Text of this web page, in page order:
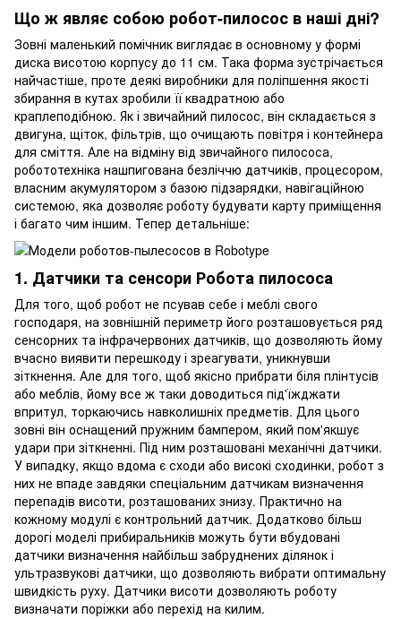
Що ж являє собою робот-пилосос в наші дні?
Зовні маленький помічник виглядає в основному у формі
диска висотою корпусу до 11 см. Така форма зустрічається
найчастіше, проте деякі виробники для поліпшення якості
збирання в кутах зробили її квадратною або
краплеподібною. Як і звичайний пилосос, він складається з
двигуна, щіток, фільтрів, що очищають повітря і контейнера
для сміття. Але на відміну від звичайного пилососа,
робототехніка нашпигована безліччю датчиків, процесором,
власним акумулятором з базою підзарядки, навігаційною
системою, яка дозволяє роботу будувати карту приміщення
і багато чим іншим. Тепер детальніше:
1. Датчики та сенсори Робота пилососа
Для того, щоб робот не псував себе і меблі свого
господаря, на зовнішній периметр його розташовується ряд
сенсорних та інфрачервоних датчиків, що дозволяють йому
вчасно виявити перешкоду і зреагувати, уникнувши
зіткнення. Але для того, щоб якісно прибрати біля плінтусів
або меблів, йому все ж таки доводиться під'їжджати
впритул, торкаючись навколишніх предметів. Для цього
зовні він оснащений пружним бампером, який пом'якшує
удари при зіткненні. Під ним розташовані механічні датчики.
У випадку, якщо вдома є сходи або високі сходинки, робот з
них не впаде завдяки спеціальним датчикам визначення
перепадів висоти, розташованих знизу. Практично на
кожному модулі є контрольний датчик. Додатково більш
дорогі моделі прибиральників можуть бути вбудовані
датчики визначення найбільш забруднених ділянок і
ультразвукові датчики, що дозволяють вибрати оптимальну
швидкість руху. Датчики висоти дозволяють роботу
визначати поріжки або перехід на килим.